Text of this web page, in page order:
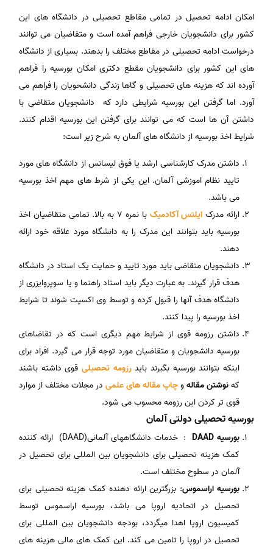
امکان ادامه تحصیل در تمامی مقاطع تحصیلی در دانشگاه های این
کشور برای دانشجویان خارجی فراهم آمده است و متقاضیان می توانند
درخواست ادامه تحصیلی در مقاطع مختلف را بدهند. بسیاری از دانشگاه
های این کشور برای دانشجویان مقطع دکتری امکان بورسیه را فراهم
آورده اند که هزینه های تحصیلی و گاها زندگی دانشحویان را فراهم می
آورد. اما گرفتن این بورسیه شرایطی دارد که دانشجویان متقاضی با
داشتن آن ها است که می توانند برای گرفتن این بورسیه اقدام کنند.
شرایط اخذ بورسیه از دانشگاه های آلمان به شرح زیر است:
داشتن مدرک کارشناسی ارشد یا فوق لیسانس از دانشگاه های مورد
تایید نظام اموزشی آلمان. این یکی از شرط های مهم اخذ بورسیه
می باشد.
ارائه مدرک ایلتس آکادمیک
با نمره 7 به بالا. تمامی متقاضیان اخذ
بورسیه باید بتوانند این مدرک را به دانشگاه مورد علاقه خود ارائه
دهند.
دانشجویان متقاضی باید مورد تایید و حمایت یک استاد در دانشگاه
هدف قرار گیرند. به عبارت دیگر باید استاد راهنما و یا سوپروایزری از
دانشگاه هدف آنها را قبول کرده و توسط وی اکسپت شوند تا شرایط
اخذ بورسیه را پیدا کنند.
داشتن رزومه قوی از شرایط مهم دیگری است که در تقاضاهای
بورسیه دانشجویان و متقاضیان مورد توجه قرار می گیرد. افراد برای
اینکه بتوانند بورسیه بگیرند بایدرزومه تحصیلی قوی داشته باشند
کهنوشتن مقالهوچاپ مقاله های علمی در مجلات مختلف از موارد
قوی تر کردن این رزومه محسوب می شود.
بورسیه تحصیلی دولتی آلمان
بورسیه DAAD
: خدمات دانشگاههای آلمانی(DAAD) ارائه کننده
کمک هزینه تحصیلی برای دانشجویان بین المللی برای تحصیل در
آلمان در سطوح مختلف است.
بورسیه اراسموس: بزرگترین ارائه دهنده کمک هزینه تحصیلی برای
تحصیل در اتحادیه اروپا می باشد، بورسیه اراسموس توسط
کمیسیون اروپا اهدا میگردد، بودجه دانشجویان بین المللی برای
تحصیل در اروپا را تامین می کند. این کمک های مالی هزینه های